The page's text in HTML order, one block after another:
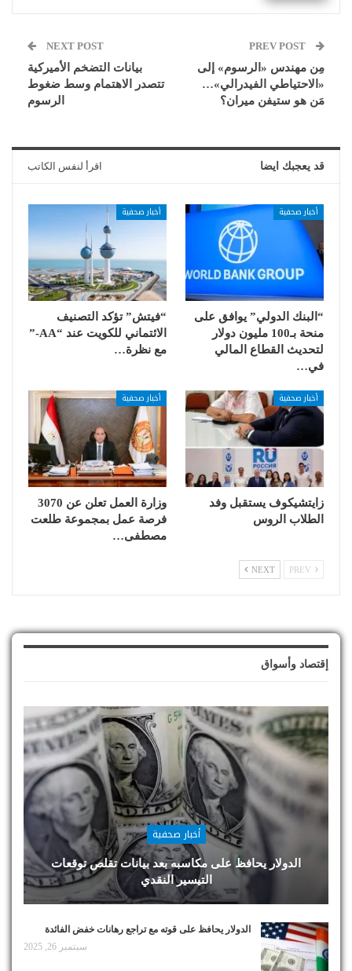
مِن مهندس «الرسوم» إلى
«الاحتياطي الفيدرالي»…
مَن هو ستيفن ميران؟
NEXT POST
بيانات التضخم الأميركية
تتصدر الاهتمام وسط ضغوط
الرسوم
قد يعجبك ايضا اقرأ لنفس الكاتب
أخبار صحفية
“البنك الدولي” يوافق على
منحة بـ100 مليون دولار
لتحديث القطاع المالي
في…
أخبار صحفية
“فيتش” تؤكد التصنيف
الائتماني للكويت عند “AA-”
مع نظرة…
أخبار صحفية
زايتشيكوف يستقبل وفد
الطلاب الروس
أخبار صحفية
وزارة العمل تعلن عن 3070
فرصة عمل بمجموعة طلعت
مصطفى…
NEXT
إقتصاد وأسواق
أخبار صحفية
الدولار يحافظ على مكاسبه بعد بيانات تقلص توقعات
التيسير النقدي
الدولار يحافظ على قوته مع تراجع رهانات خفض الفائدة
سبتمبر 26, 2025